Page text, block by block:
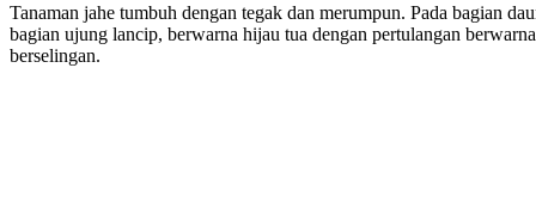
Tanaman jahe tumbuh dengan tegak dan merumpun. Pada bagian
bagian ujung lancip, berwarna hijau tua dengan pertulangan
berselingan.